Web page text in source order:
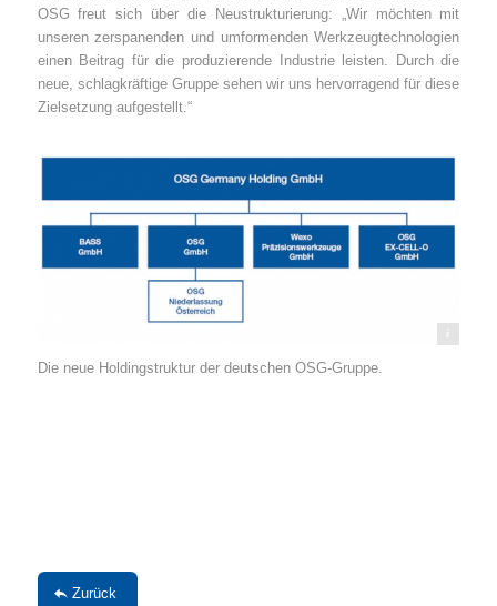
OSG freut sich über die Neustrukturierung: „Wir möchten mit
unseren zerspanenden und umformenden Werkzeugtechnologien
einen Beitrag für die produzierende Industrie leisten. Durch die
neue, schlagkräftige Gruppe sehen wir uns hervorragend für diese
Zielsetzung aufgestellt.“
Die neue Holdingstruktur der deutschen OSG-Gruppe.
Zurück